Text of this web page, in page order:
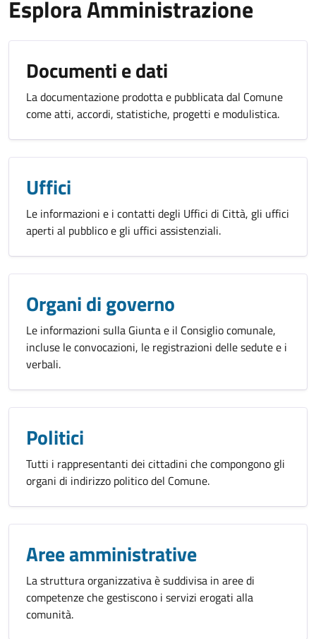
Esplora Amministrazione
Documenti e dati
La documentazione prodotta e pubblicata dal Comune
come atti, accordi, statistiche, progetti e modulistica.
Uffici
Le informazioni e i contatti degli Uffici di Città, gli uffici
aperti al pubblico e gli uffici assistenziali.
Organi di governo
Le informazioni sulla Giunta e il Consiglio comunale,
incluse le convocazioni, le registrazioni delle sedute e i
verbali.
Politici
Tutti i rappresentanti dei cittadini che compongono gli
organi di indirizzo politico del Comune.
Aree amministrative
La struttura organizzativa è suddivisa in aree di
competenze che gestiscono i servizi erogati alla
comunità.